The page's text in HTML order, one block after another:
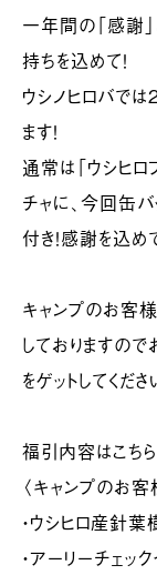
一年間の「感謝
持ちを込めて！
ウシノヒロバで
ます！
通常は「ウシヒロ
チャに、今回缶バ
付き！感謝を込め
キャンプのお客
しておりますの
をゲットしてくださ
福引内容はこちら
〈キャンプのお客
・ウシヒロ産針
・アーリーチェ